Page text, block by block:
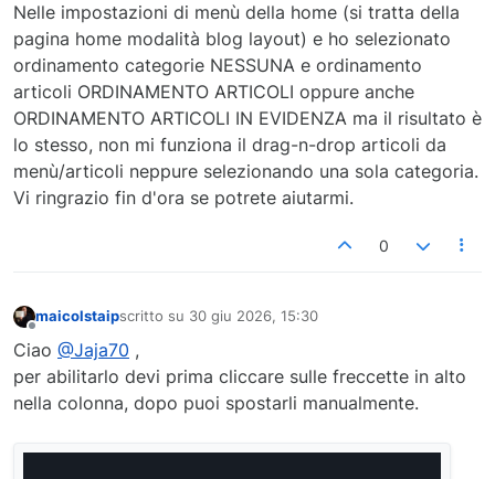
Nelle impostazioni di menù della home (si tratta della
pagina home modalità blog layout) e ho selezionato
ordinamento categorie NESSUNA e ordinamento
articoli ORDINAMENTO ARTICOLI oppure anche
ORDINAMENTO ARTICOLI IN EVIDENZA ma il risultato è
lo stesso, non mi funziona il drag-n-drop articoli da
menù/articoli neppure selezionando una sola categoria.
Vi ringrazio fin d'ora se potrete aiutarmi.
0
maicolstaipscritto su 30 giu 2026, 15:30
ultima modifica di
Ciao @Jaja70 ,
per abilitarlo devi prima cliccare sulle freccette in alto
nella colonna, dopo puoi spostarli manualmente.